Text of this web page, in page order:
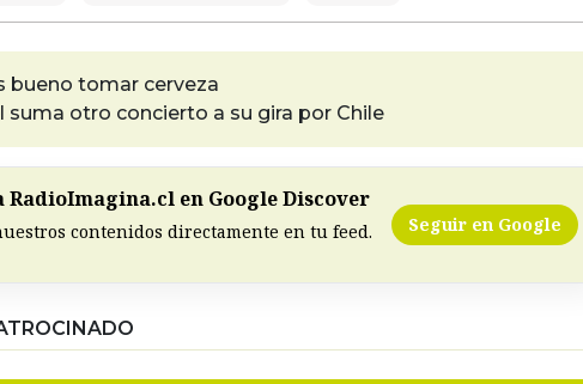
bueno tomar cerveza
suma otro concierto a su gira por Chile
RadioImagina.cl en Google Discover
contenidos directamente en tu feed. Seguir en Google